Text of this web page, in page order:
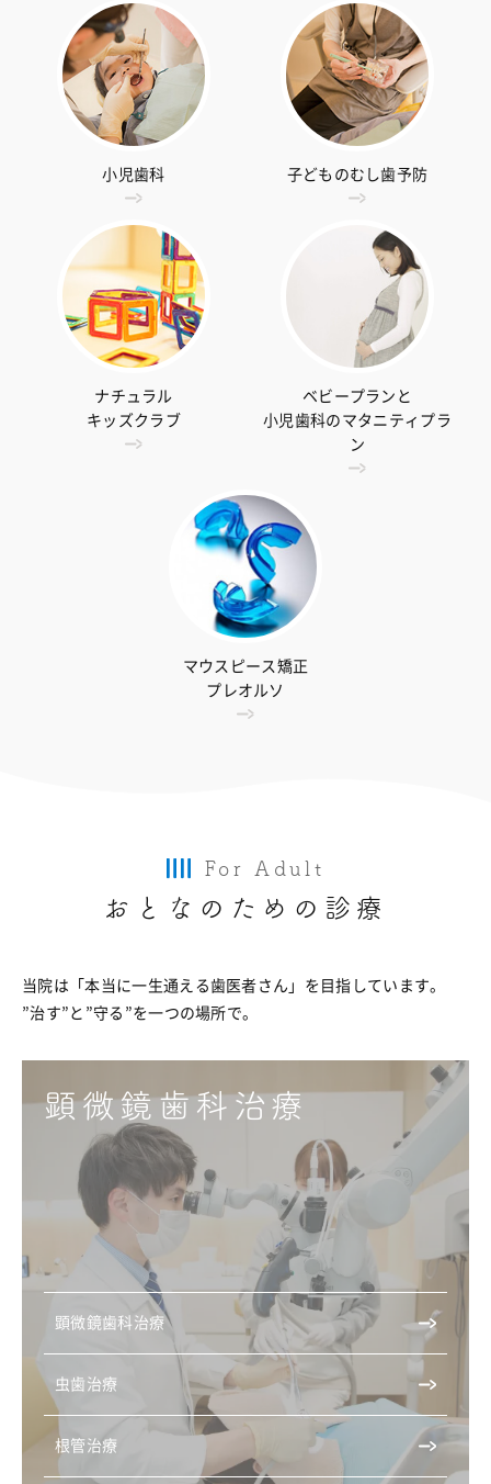
小児歯科 子どものむし歯予防
ナチュラル
キッズクラブ
ベビープランと
小児歯科のマタニティプラ
ン
マウスピース矯正
プレオルソ
For Adult
おとなのための診療
当院は「本当に一生通える歯医者さん」を目指しています。
”治す”と”守る”を一つの場所で。
顕微鏡歯科治療
顕微鏡歯科治療
虫歯治療
根管治療